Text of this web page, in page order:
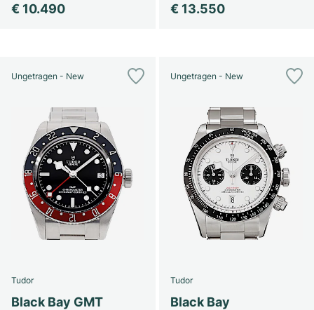
€ 10.490 € 13.550
Ungetragen - New
Tudor
Black Bay GMT
Ungetragen - New
Tudor
Black Bay